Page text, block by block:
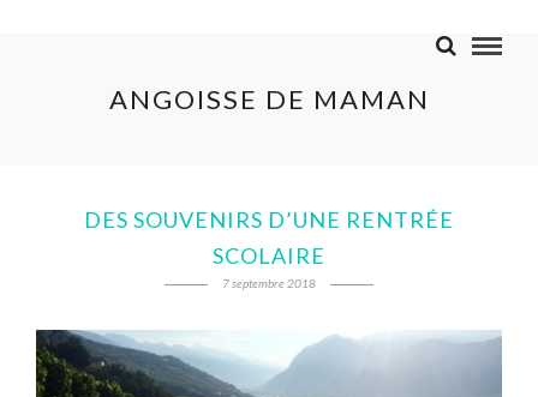
ANGOISSE DE MAMAN
DES SOUVENIRS D’UNE RENTRÉE
SCOLAIRE
7 septembre 2018